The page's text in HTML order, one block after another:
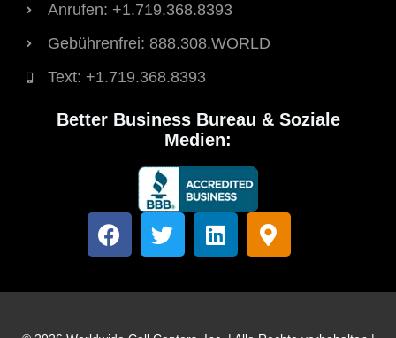
Anrufen: +1.719.368.8393
Gebührenfrei: 888.308.WORLD
Text: +1.719.368.8393
Better Business Bureau & Soziale
Medien:
F
a
e
o
T
w
t
e
L
i
k
d
K
a
t
n